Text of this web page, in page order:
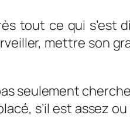
tout ce qui s’est
mettre son
seulement
s’il est assez